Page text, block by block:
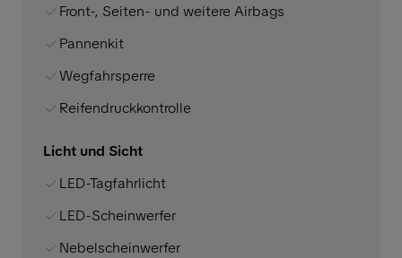
Front-, Seiten- und weitere Airbags
Pannenkit
Wegfahrsperre
Reifendruckkontrolle
Licht und Sicht
LED-Tagfahrlicht
LED-Scheinwerfer
Nebelscheinwerfer